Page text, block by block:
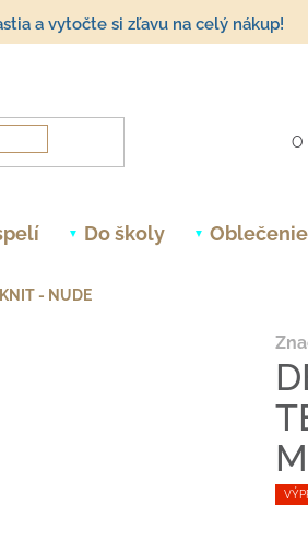
a vytočte si zľavu na celý nákup!
O
Do školy Oblečenie
- NUDE